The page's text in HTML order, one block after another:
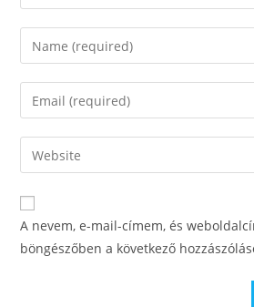
Enter
your
name
comment
Enter
your
email
address
comment
Enter
your
website
URL
A nevem, e-mail-címem, és
böngészőben a következő